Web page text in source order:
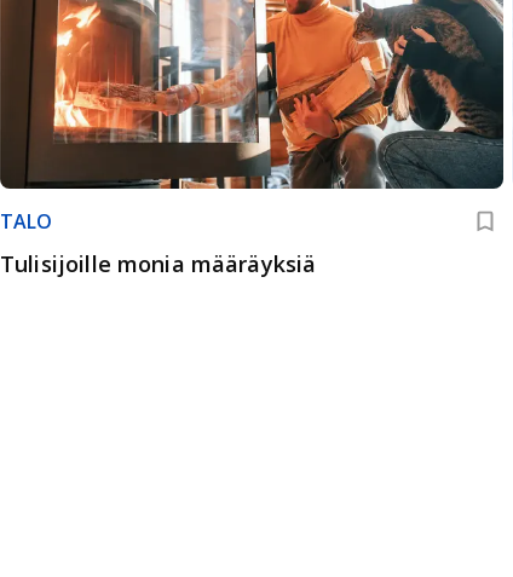
TALO
Tulisijoille monia määräyksiä